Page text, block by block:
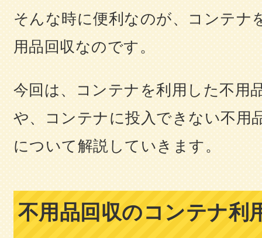
そんな時に便利なのが、コンテナ
用品回収なのです。
今回は、コンテナを利用した不用
や、コンテナに投入できない不用
について解説していきます。
不用品回収のコンテナ利